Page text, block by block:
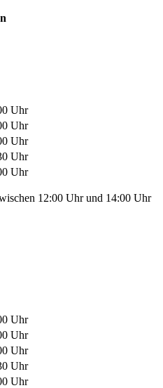
Uhr
Uhr
Uhr
Uhr
Uhr
12:00 Uhr und 14:00 Uhr
Uhr
Uhr
Uhr
Uhr
Uhr